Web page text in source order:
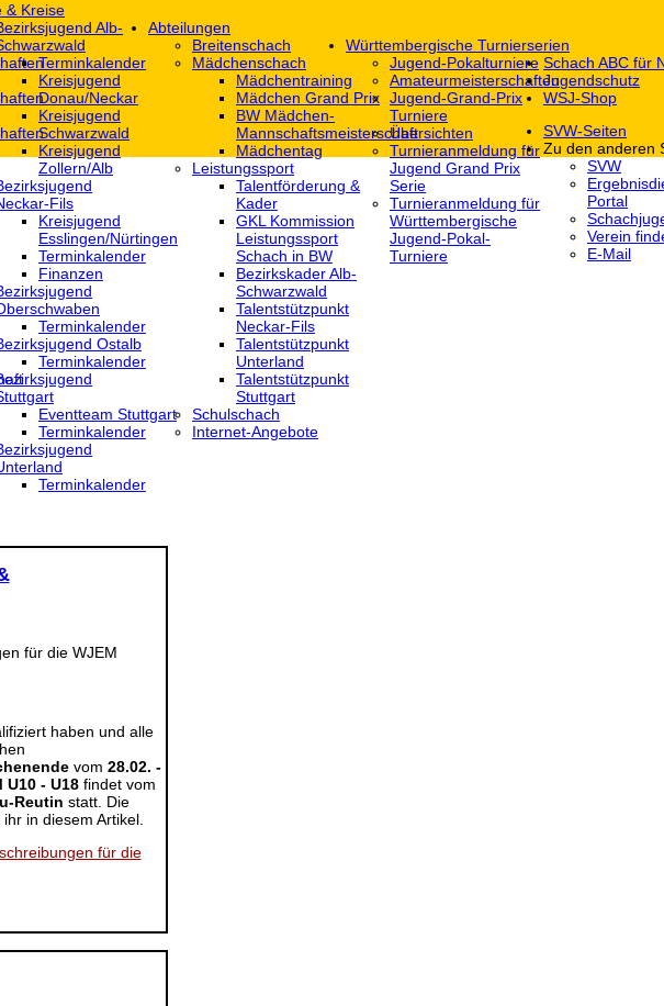
& Kreise
Alb-
Terminkalender
Kreisjugend
Donau/Neckar
Kreisjugend
Schwarzwald
Kreisjugend
Zollern/Alb
Fils
Kreisjugend
‎Esslingen/Nürtingen
Terminkalender
Finanzen
Terminkalender
Ostalb
Terminkalender
‎Eventteam Stuttgart
Terminkalender
Terminkalender
Abteilungen
Breitenschach
Mädchenschach
Mädchentraining
Mädchen Grand Prix
BW Mädchen-
Mannschaftsmeisterschaft
Mädchentag
Leistungssport
Talentförderung &
Kader
GKL Kommission
Leistungssport
Schach in BW
Bezirkskader Alb-
Schwarzwald
Talentstützpunkt
Neckar-Fils
Talentstützpunkt
Unterland
Talentstützpunkt
Stuttgart
Schulschach
Internet-Angebote
Württembergische Turnierserien
Jugend-Pokalturniere
Amateurmeisterschaften
Jugend-Grand-Prix
Turniere
Übersichten
Turnieranmeldung für
Jugend Grand Prix
Serie
Turnieranmeldung für
Württembergische
Jugend-Pokal-
Turniere
Schach ABC für
Jugendschutz
WSJ-Shop
SVW-Seiten
Zu den anderen
SVW
Portal
Verein
E-Mail
haben und alle
vom 28.02. -
U10 - U18 findet vom
Reutin statt. Die
in diesem Artikel.
für die